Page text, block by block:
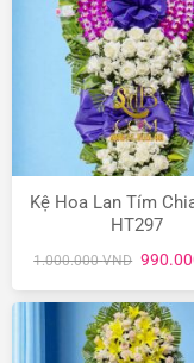
Kệ Hoa Lan Tím
HT297
1.000.000VND Giá
là: